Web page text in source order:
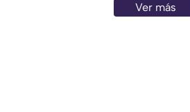
Ver más